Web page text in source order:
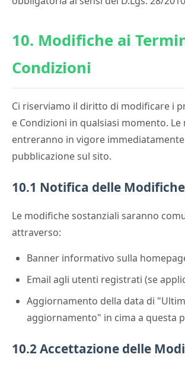
10. Modifiche ai
Condizioni
Ci riserviamo il diritto di modificare i
e Condizioni in qualsiasi momento.
entreranno in vigore
pubblicazione sul sito.
10.1 Notifica delle Modifiche
Le modifiche sostanziali saranno
attraverso:
Banner informativo sulla
Email agli utenti registrati (se
Aggiornamento della data di
aggiornamento" in cima a questa
10.2 Accettazione delle